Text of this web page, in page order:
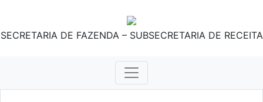
SECRETARIA DE FAZENDA – SUBSECRETARIA DE RECEITA